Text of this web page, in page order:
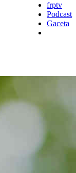
frptv
Podcast
Gaceta